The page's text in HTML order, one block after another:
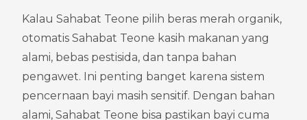
Kalau Sahabat Teone pilih beras merah organik,
otomatis Sahabat Teone kasih makanan yang
alami, bebas pestisida, dan tanpa bahan
pengawet. Ini penting banget karena sistem
pencernaan bayi masih sensitif. Dengan bahan
alami, Sahabat Teone bisa pastikan bayi cuma